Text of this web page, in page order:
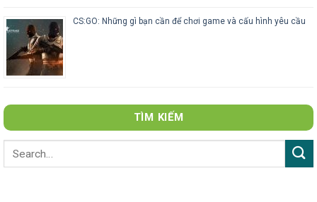
CS:GO: Những gì bạn cần để chơi game và cấu hình yêu cầu
TÌM KIẾM